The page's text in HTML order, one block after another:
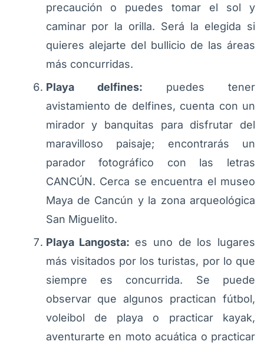
precaución o puedes tomar el sol y
caminar por la orilla. Será la elegida si
quieres alejarte del bullicio de las áreas
más concurridas.
Playa delfines: puedes tener
avistamiento de delfines, cuenta con un
mirador y banquitas para disfrutar del
maravilloso paisaje; encontrarás un
parador fotográfico con las letras
CANCÚN. Cerca se encuentra el museo
Maya de Cancún y la zona arqueológica
San Miguelito.
Playa Langosta: es uno de los lugares
más visitados por los turistas, por lo que
siempre es concurrida. Se puede
observar que algunos practican fútbol,
voleibol de playa o practicar kayak,
aventurarte en moto acuática o practicar